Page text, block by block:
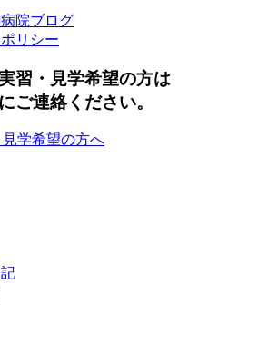
院ブログ
リシー
習・見学希望の方は
ご連絡ください。
学希望の方へ